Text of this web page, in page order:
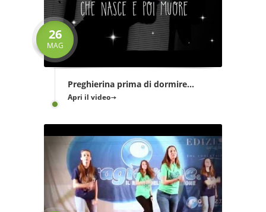
26
MAG
Preghierina prima di dormire...
Apri il video